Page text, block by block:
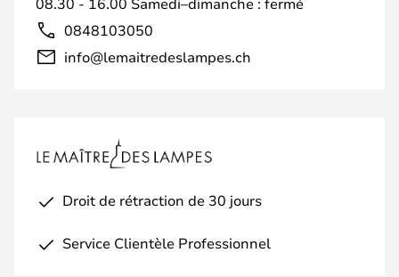
0848103050
info@lemaitredeslampes.ch
Droit de rétraction de 30 jours
Service Clientèle Professionnel